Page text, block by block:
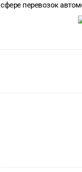
сфере перевозок